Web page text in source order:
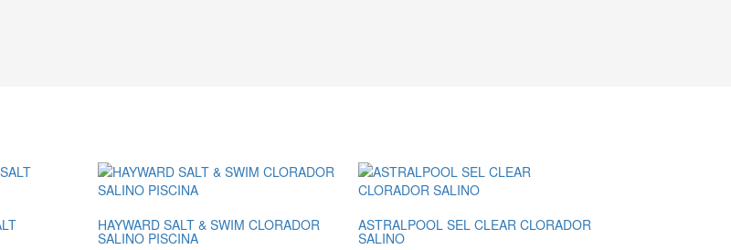
HAYWARD SALT & SWIM CLORADOR
SALINO PISCINA
ASTRALPOOL SEL CLEAR CLORADOR
SALINO